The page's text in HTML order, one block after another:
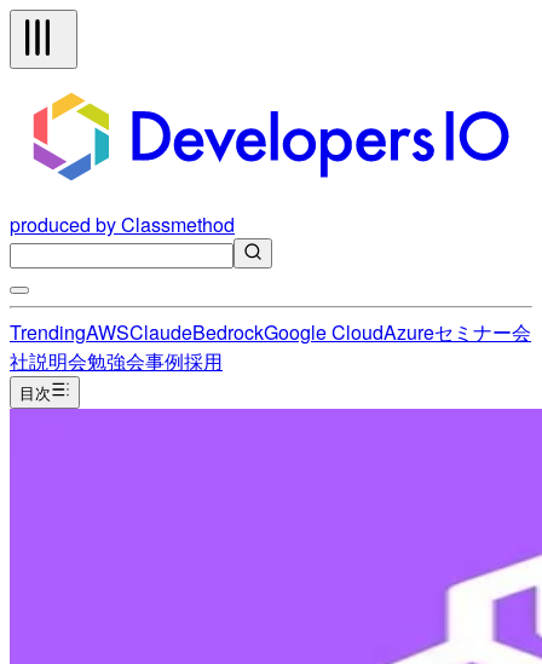
produced by Classmethod
TrendingAWSClaudeBedrockGoogle CloudAzureセミナー会
社説明会勉強会事例採用
目次